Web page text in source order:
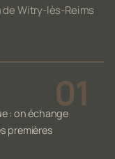
de Witry-lès-Reims
: on échange
premières